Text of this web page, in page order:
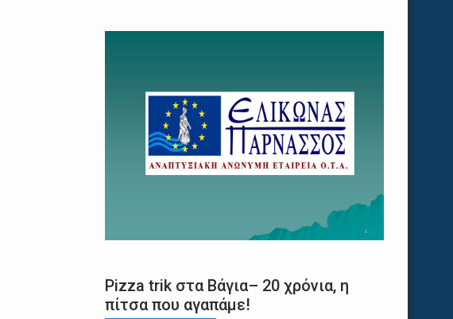
Pizza trik στα Βάγια– 20 χρόνια, η
πίτσα που αγαπάμε!